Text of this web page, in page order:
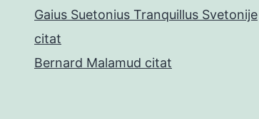
Gaius Suetonius Tranquillus Svetonije
citat
Bernard Malamud citat